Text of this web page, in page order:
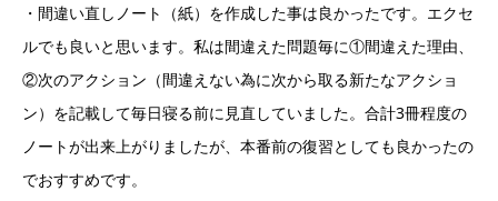
・間違い直しノート（紙）を作成した事は良かったです。エクセ
ルでも良いと思います。私は間違えた問題毎に①間違えた理由、
②次のアクション（間違えない為に次から取る新たなアクショ
ン）を記載して毎日寝る前に見直していました。合計3冊程度の
ノートが出来上がりましたが、本番前の復習としても良かったの
でおすすめです。